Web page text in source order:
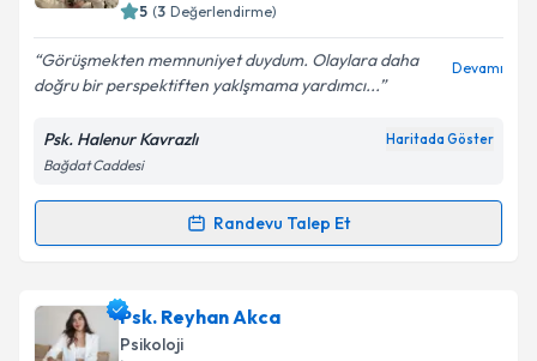
Kişisel verilerimin işlenmesine ilişkin
Aydınlatma
Metni
kapsamda işlenmesini kabul ediyorum.
5 (3 Değerlendirme)
Görüşmekten memnuniyet duydum. Olaylara daha
doğru bir perspektiften yaklşmama yardımcı...
Devamı
Psk. Halenur Kavrazlı Haritada Göster
Bağdat Caddesi
Randevu Talep Et
Randevu Takvimi Talebi
Klinik Psikolog Halenur Kavrazlı
takvimi talebi oluşturun. Size bu uzmandan randevu
Psk. Reyhan Akca
Psikoloji